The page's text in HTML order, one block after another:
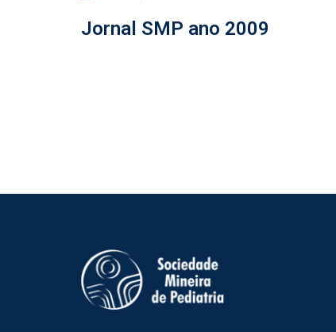
Jornal SMP ano 2009